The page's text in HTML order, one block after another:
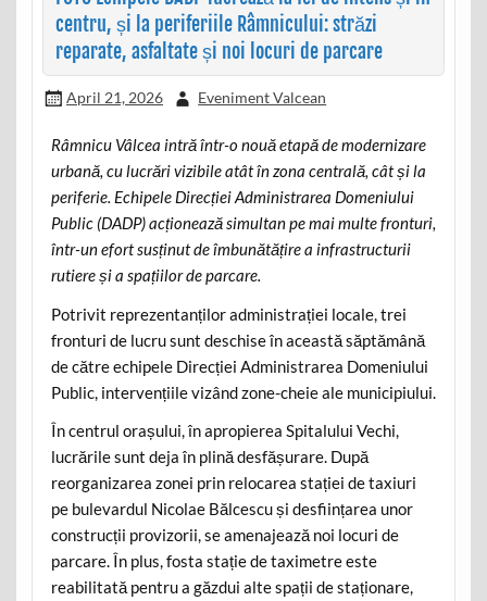
centru, și la periferiile Râmnicului: străzi
reparate, asfaltate și noi locuri de parcare
April 21, 2026 Eveniment Valcean
Râmnicu Vâlcea intră într-o nouă etapă de modernizare
urbană, cu lucrări vizibile atât în zona centrală, cât și la
periferie. Echipele Direcției Administrarea Domeniului
Public (DADP) acționează simultan pe mai multe fronturi,
într-un efort susținut de îmbunătățire a infrastructurii
rutiere și a spațiilor de parcare.
Potrivit reprezentanților administrației locale, trei
fronturi de lucru sunt deschise în această săptămână
de către echipele Direcției Administrarea Domeniului
Public, intervențiile vizând zone-cheie ale municipiului.
În centrul orașului, în apropierea Spitalului Vechi,
lucrările sunt deja în plină desfășurare. După
reorganizarea zonei prin relocarea stației de taxiuri
pe bulevardul Nicolae Bălcescu și desființarea unor
construcții provizorii, se amenajează noi locuri de
parcare. În plus, fosta stație de taximetre este
reabilitată pentru a găzdui alte spații de staționare,